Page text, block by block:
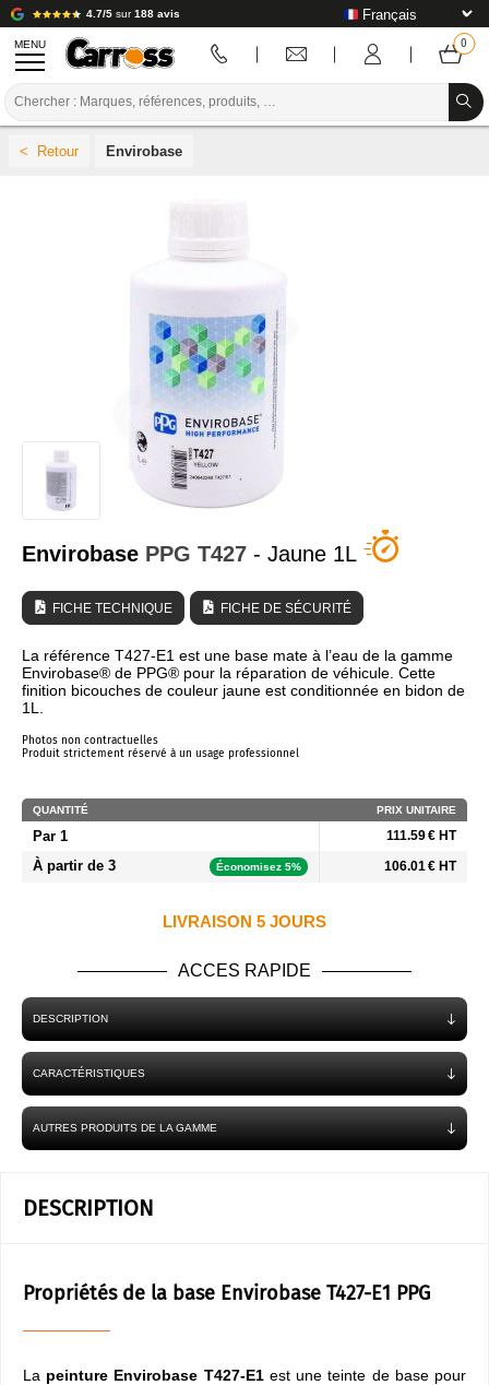
4.7/5 sur188 avis
MENU
PREPARATION / PEINTURE / FINITION
OUTILLAGE CARROSSERIE
ÉQUIPEMENT ATELIER CARROSSERIE
INSTALLATION LABO
TUTORIEL & CONSEILS
Envirobase
Envirobase PPG T427 - Jaune 1L
FICHE TECHNIQUE FICHE DE SÉCURITÉ
La référence T427-E1 est une base mate à l’eau de la gamme
Envirobase® de PPG® pour la réparation de véhicule. Cette
finition bicouches de couleur jaune est conditionnée en bidon de
1L.
Photos non contractuelles
Produit strictement réservé à un usage professionnel
QUANTITÉ PRIX UNITAIRE
Par 1 111.59 € HT
À partir de 3 Économisez 5% 106.01 € HT
LIVRAISON 5 JOURS
ACCES RAPIDE
DESCRIPTION
CARACTÉRISTIQUES
AUTRES PRODUITS DE LA GAMME
DESCRIPTION
Propriétés de la base Envirobase T427-E1 PPG
La peinture Envirobase T427-E1est une teinte de base pour